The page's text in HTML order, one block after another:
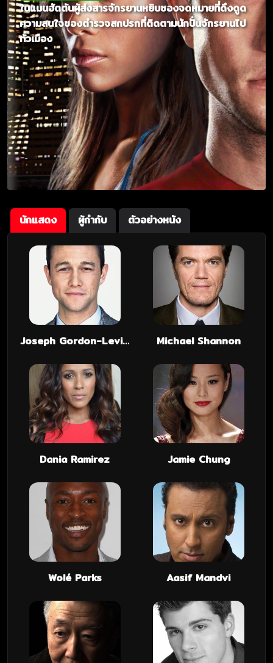
ในแมนฮัตตันผู้ส่งสารจักรยานหยิบซองจดหมายที่ดึงดูด
ความสนใจของตำรวจสกปรกที่ติดตามนักปั่นจักรยานไป
ทั่วเมือง
นักแสดง ผู้กำกับ ตัวอย่างหนัง
Joseph Gordon-Levitt Michael Shannon
Dania Ramirez Jamie Chung
Wolé Parks Aasif Mandvi